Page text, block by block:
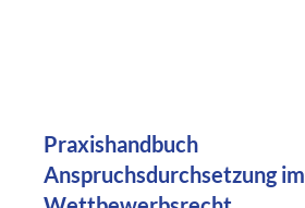
Praxishandbuch
Anspruchsdurchsetzung im